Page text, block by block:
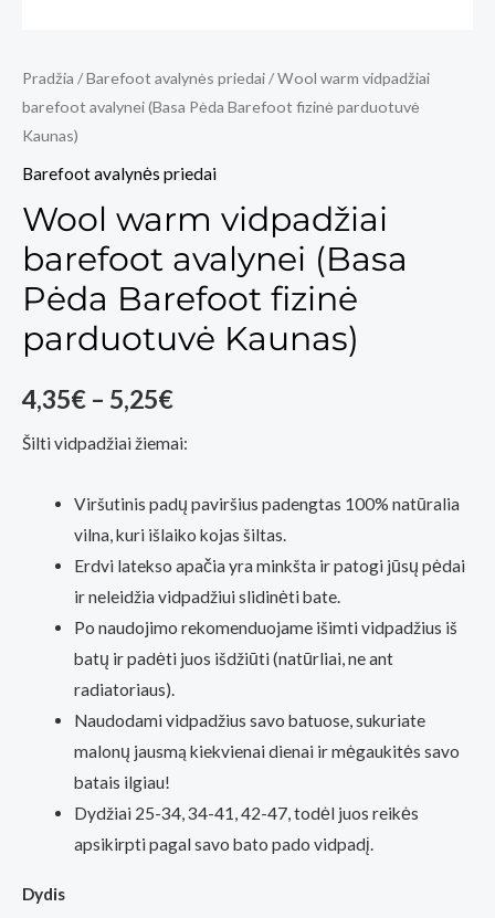
Pradžia /Barefoot avalynės priedai/ Wool warm vidpadžiai
barefoot avalynei (Basa Pėda Barefoot fizinė parduotuvė
Kaunas)
Barefoot avalynės priedai
Wool warm vidpadžiai
barefoot avalynei (Basa
Pėda Barefoot fizinė
parduotuvė Kaunas)
4,35€ – 5,25€Price
range:
4,35€
through
5,25€
Šilti vidpadžiai žiemai:
Viršutinis padų paviršius padengtas 100% natūralia
vilna, kuri išlaiko kojas šiltas.
Erdvi latekso apačia yra minkšta ir patogi jūsų pėdai
ir neleidžia vidpadžiui slidinėti bate.
Po naudojimo rekomenduojame išimti vidpadžius iš
batų ir padėti juos išdžiūti (natūrliai, ne ant
radiatoriaus).
Naudodami vidpadžius savo batuose, sukuriate
malonų jausmą kiekvienai dienai ir mėgaukitės savo
batais ilgiau!
Dydžiai 25-34, 34-41, 42-47, todėl juos reikės
apsikirpti pagal savo bato pado vidpadį.
Dydis